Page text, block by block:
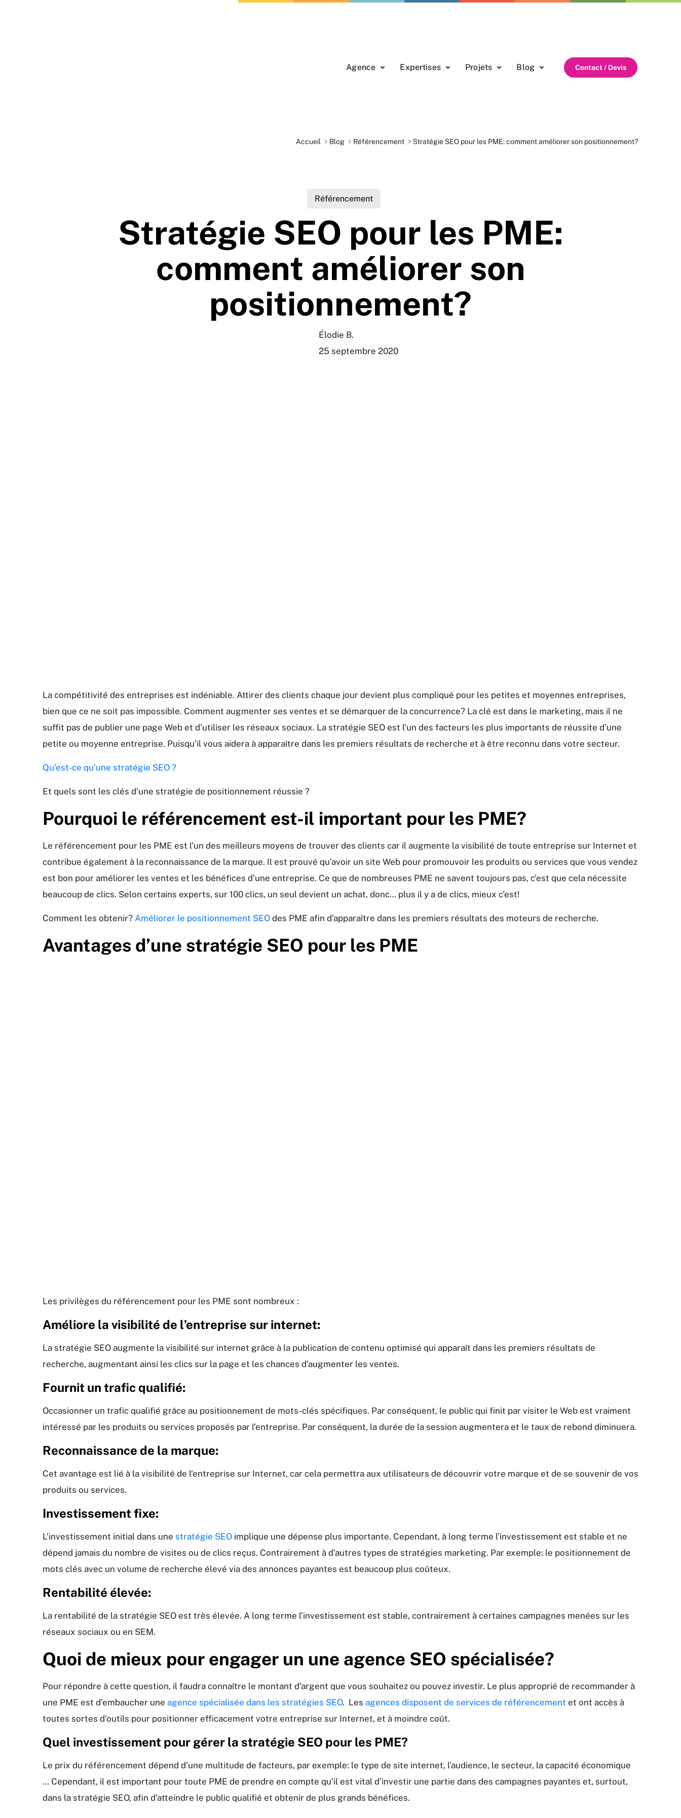
Agence Expertises Projets Blog Contact / Devis
Accueil Blog Référencement Stratégie SEO pour les PME: comment améliorer son positionnement?
Référencement
Stratégie SEO pour les PME:
comment améliorer son
positionnement?
Élodie B.
25 septembre 2020
La compétitivité des entreprises est indéniable. Attirer des clients chaque jour devient plus compliqué pour les petites et moyennes entreprises,
bien que ce ne soit pas impossible. Comment augmenter ses ventes et se démarquer de la concurrence? La clé est dans le marketing, mais il ne
suffit pas de publier une page Web et d’utiliser les réseaux sociaux. La stratégie SEO est l’un des facteurs les plus importants de réussite d’une
petite ou moyenne entreprise. Puisqu’il vous aidera à apparaître dans les premiers résultats de recherche et à être reconnu dans votre secteur.
Qu’est-ce qu’une stratégie SEO ?
Et quels sont les clés d’une stratégie de positionnement réussie ?
Pourquoi le référencement est-il important pour les PME?
Le référencement pour les PME est l’un des meilleurs moyens de trouver des clients car il augmente la visibilité de toute entreprise sur Internet et
contribue également à la reconnaissance de la marque. Il est prouvé qu’avoir un site Web pour promouvoir les produits ou services que vous vendez
est bon pour améliorer les ventes et les bénéfices d’une entreprise. Ce que de nombreuses PME ne savent toujours pas, c’est que cela nécessite
beaucoup de clics. Selon certains experts, sur 100 clics, un seul devient un achat, donc… plus il y a de clics, mieux c’est!
Comment les obtenir? Améliorer le positionnement SEO des PME afin d’apparaître dans les premiers résultats des moteurs de recherche.
Avantages d’une stratégie SEO pour les PME
Les privilèges du référencement pour les PME sont nombreux :
Améliore la visibilité de l’entreprise sur internet:
La stratégie SEO augmente la visibilité sur internet grâce à la publication de contenu optimisé qui apparaît dans les premiers résultats de
recherche, augmentant ainsi les clics sur la page et les chances d’augmenter les ventes.
Fournit un trafic qualifié:
Occasionner un trafic qualifié grâce au positionnement de mots-clés spécifiques. Par conséquent, le public qui finit par visiter le Web est vraiment
intéressé par les produits ou services proposés par l’entreprise. Par conséquent, la durée de la session augmentera et le taux de rebond diminuera.
Reconnaissance de la marque:
Cet avantage est lié à la visibilité de l’entreprise sur Internet, car cela permettra aux utilisateurs de découvrir votre marque et de se souvenir de vos
produits ou services.
Investissement fixe:
L’investissement initial dans une stratégie SEO implique une dépense plus importante. Cependant, à long terme l’investissement est stable et ne
dépend jamais du nombre de visites ou de clics reçus. Contrairement à d’autres types de stratégies marketing. Par exemple: le positionnement de
mots clés avec un volume de recherche élevé via des annonces payantes est beaucoup plus coûteux.
Rentabilité élevée:
La rentabilité de la stratégie SEO est très élevée. A long terme l’investissement est stable, contrairement à certaines campagnes menées sur les
réseaux sociaux ou en SEM.
Quoi de mieux pour engager un une agence SEO spécialisée?
Pour répondre à cette question, il faudra connaître le montant d’argent que vous souhaitez ou pouvez investir. Le plus approprié de recommander à
une PME est d’embaucher une agence spécialisée dans les stratégies SEO. Les agences disposent de services de référencement et ont accès à
toutes sortes d’outils pour positionner efficacement votre entreprise sur Internet, et à moindre coût.
Quel investissement pour gérer la stratégie SEO pour les PME?
Le prix du référencement dépend d’une multitude de facteurs, par exemple: le type de site internet, l’audience, le secteur, la capacité économique
… Cependant, il est important pour toute PME de prendre en compte qu’il est vital d’investir une partie dans des campagnes payantes et, surtout,
dans la stratégie SEO, afin d’atteindre le public qualifié et obtenir de plus grands bénéfices.